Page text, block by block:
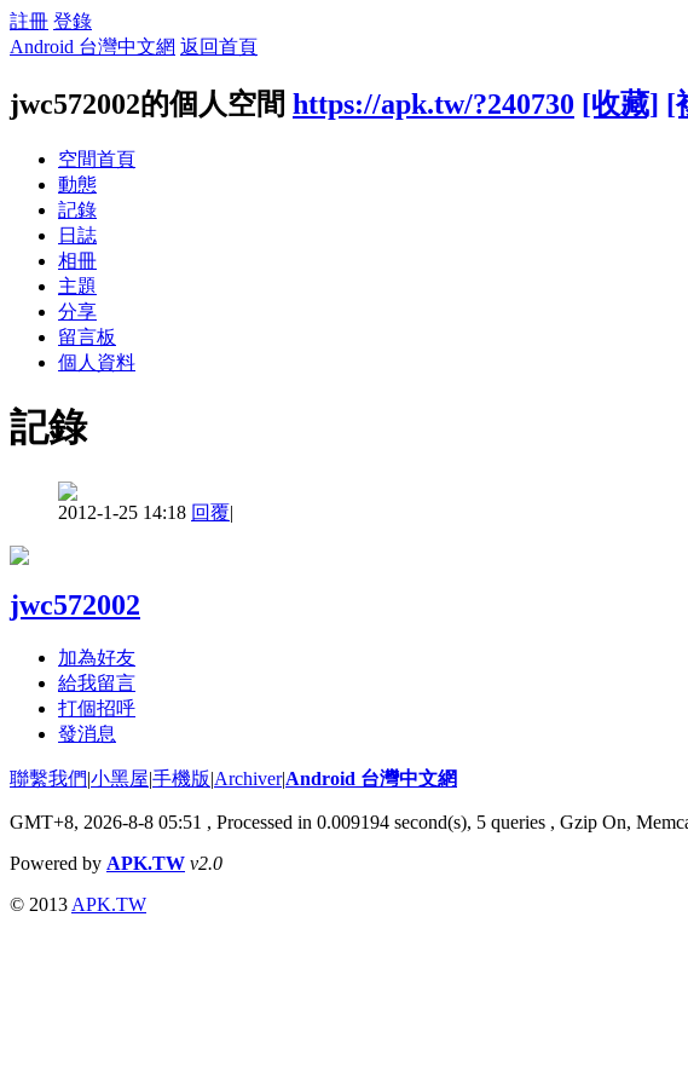
註冊 登錄
Android 台灣中文網 返回首頁
jwc572002的個人空間 https://apk.tw/?240730 [收藏] [
空間首頁
動態
記錄
日誌
相冊
主題
分享
留言板
個人資料
記錄
2012-1-25 14:18 回覆|
jwc572002
加為好友
給我留言
打個招呼
發消息
聯繫我們|小黑屋|手機版|Archiver|Android 台灣中文網
GMT+8, 2026-8-8 05:51 , Processed in 0.009194 second(s), 5 queries , Gzip On,
Powered by APK.TW v2.0
© 2013 APK.TW